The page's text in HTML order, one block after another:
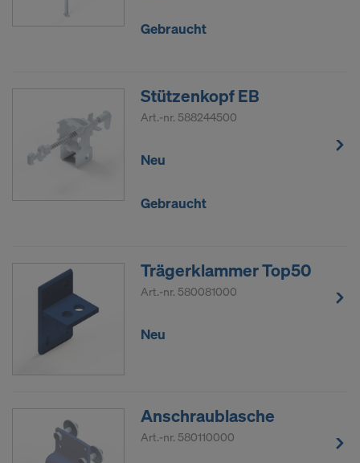
Gebraucht
Stützenkopf EB
Art.-nr. 588244500
Neu
Gebraucht
Trägerklammer Top50
Art.-nr. 580081000
Neu
Anschraublasche
Art.-nr. 580110000